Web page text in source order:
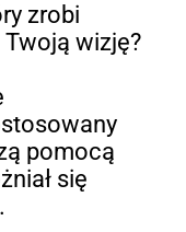
zrobi
wizję?
pomocą
się